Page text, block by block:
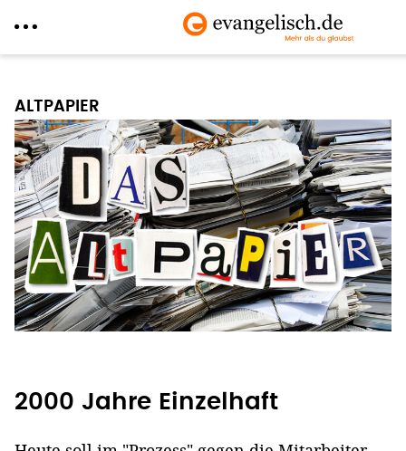
Inhalt
ALTPAPIER
2000 Jahre Einzelhaft